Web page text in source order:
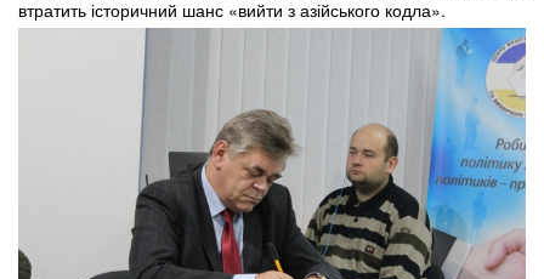
втратить історичний шанс «вийти з азійського кодла».